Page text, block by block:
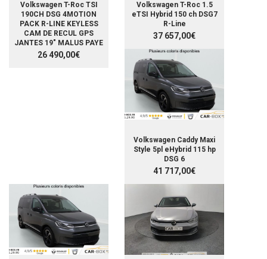
Volkswagen T-Roc TSI
190CH DSG 4MOTION
PACK R-LINE KEYLESS
CAM DE RECUL GPS
JANTES 19" MALUS PAYE
26 490,00€
Volkswagen T-Roc 1.5
eTSI Hybrid 150 ch DSG7
R-Line
37 657,00€
Volkswagen Caddy Maxi
Style 5pl eHybrid 115 hp
DSG 6
41 717,00€